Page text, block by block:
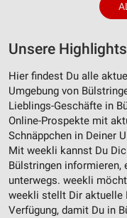
Unsere
Hier findest Du alle
Umgebung von
Lieblings-Geschäfte in
Online-Prospekte mit
Schnäppchen in Deiner
Mit weekli kannst Du
Bülstringen informieren,
unterwegs. weekli
weekli stellt Dir aktuelle
Verfügung, damit Du in